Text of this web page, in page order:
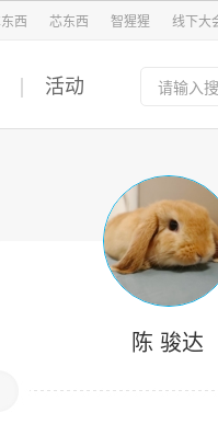
西 芯东西 智猩猩 线下大
活动
陈 骏达